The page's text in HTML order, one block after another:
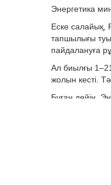
Энергетика
Еске салайық,
тапшылығы
пайдалануға
Ал биылғы
жолын кесті.
Бұған дейін,